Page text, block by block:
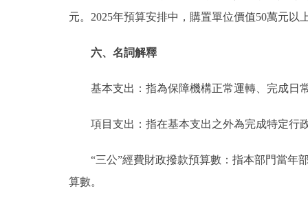
元。2025年預算安排中，購置單位價值50萬元以
六、名詞解釋
基本支出：指為保障機構正常運轉、完成日
項目支出：指在基本支出之外為完成特定行
“三公”經費財政撥款預算數：指本部門當年部
算數。